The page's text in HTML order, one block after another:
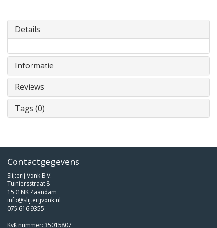
Details
Informatie
Reviews
Tags (0)
Contactgegevens
Slijterij Vonk B.V.
Tuiniersstraat 8
1501NK Zaandam
info@slijterijvonk.nl
075 616 9355
KvK nummer: 35015807